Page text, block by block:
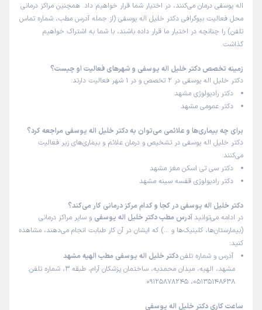
اله یوسفی درمان می‌کنند، در اختیار شما قرار خواهیم داد. همچنین مراکز درمانی
محل فعالیت بیوگرافی دکتر خلیل اله یوسفی (از جمله آدرس مطب، شماره تماس
تلفن) را چنانچه در اختیار ما قرار داده باشند، با شما به اشتراک خواهیم
گذاشت.
زمینه تخصص دکتر خلیل اله یوسفی و شهرهای فعالیت او چیست؟
دکتر خلیل اله یوسفی در 2 تخصص و در 1 شهر فعالیت دارند:
دکتر رادیولوژی مشهد
دکتر عمومی مشهد
برای چه بیماری‌ها و علائمی می‌توان به دکتر خلیل اله یوسفی مراجعه کرد؟
دکتر خلیل اله یوسفی در تشخیص و درمان علائم و بیماری‌های زیر فعالیت
می‌کنند:
دکتر سی تی اسکن مغز مشهد
دکتر رادیولوژی قفسه سینه مشهد
دکتر خلیل اله یوسفی در کجا و کدام مرکز درمانی کار می‌کند؟
در ادامه می‌توانید آدرس مطب دکتر خلیل اله یوسفی و سایر مراکز درمانی
(بیمارستان‌ها، کلینیک‌ها و …) که ایشان در آن کار طبابت انجام می‌دهند، مشاهده
کنید:
آدرس و شماره تلفندکتر خلیل اله یوسفی مطب الهیه مشهد
مشهد، الهیه، میدان محمدیه، ساختمان پزشکان آرام، طبقه 3، شماره تلفن:
05135148638، 09125878245
ساعت کاری دکتر خلیل اله یوسفی